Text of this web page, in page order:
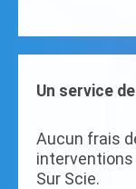
Un service
Aucun frais
interventions
Sur Scie.